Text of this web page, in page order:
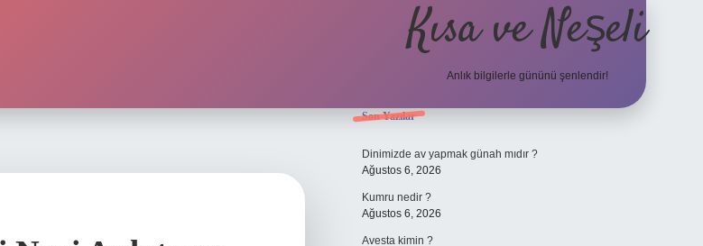
Kısa ve Neşeli
Anlık bilgilerle gününü şenlendir!
Sidebar
Son Yazılar
Dinimizde av yapmak günah mıdır ?
Ağustos 6, 2026
Kumru nedir ?
Ağustos 6, 2026
Avesta kimin ?